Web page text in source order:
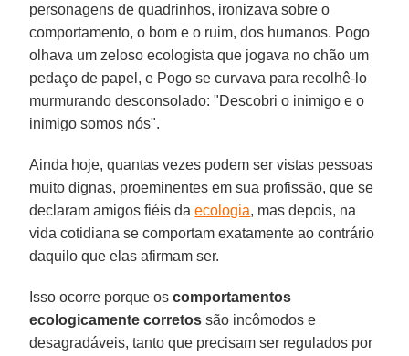
personagens de quadrinhos, ironizava sobre o
comportamento, o bom e o ruim, dos humanos. Pogo
olhava um zeloso ecologista que jogava no chão um
pedaço de papel, e Pogo se curvava para recolhê-lo
murmurando desconsolado: "Descobri o inimigo e o
inimigo somos nós".
Ainda hoje, quantas vezes podem ser vistas pessoas
muito dignas, proeminentes em sua profissão, que se
declaram amigos fiéis daecologia, mas depois, na
vida cotidiana se comportam exatamente ao contrário
daquilo que elas afirmam ser.
Isso ocorre porque oscomportamentos
ecologicamente corretos são incômodos e
desagradáveis, tanto que precisam ser regulados por